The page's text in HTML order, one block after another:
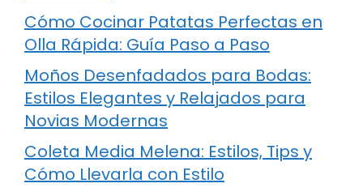
Cómo Cocinar Patatas Perfectas en
Olla Rápida: Guía Paso a Paso
Moños Desenfadados para Bodas:
Estilos Elegantes y Relajados para
Novias Modernas
Coleta Media Melena: Estilos, Tips y
Cómo Llevarla con Estilo